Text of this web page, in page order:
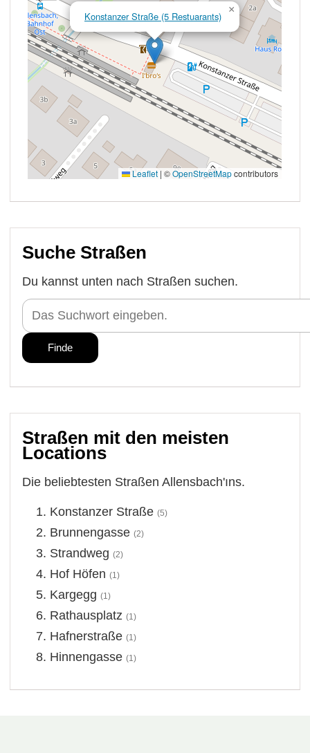
Suche Straßen
Du kannst unten nach Straßen suchen.
Straßen mit den meisten
Locations
Die beliebtesten Straßen Allensbach'ıns.
Konstanzer Straße (5)
Brunnengasse (2)
Strandweg (2)
Hof Höfen (1)
Kargegg (1)
Rathausplatz (1)
Hafnerstraße (1)
Hinnengasse (1)